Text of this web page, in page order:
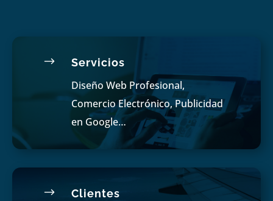
$ Servicios
Diseño Web Profesional,
Comercio Electrónico, Publicidad
en Google…
$ Clientes